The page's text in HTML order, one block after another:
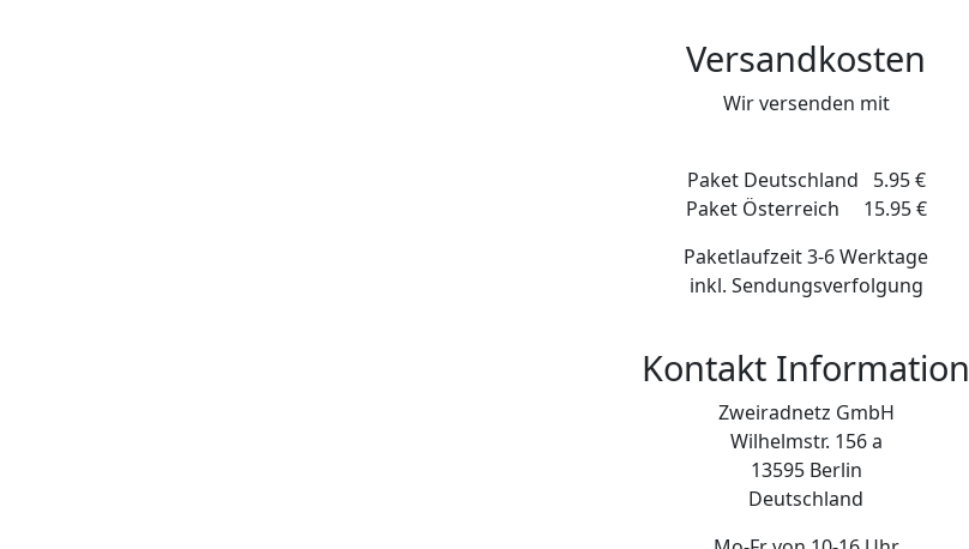
Versandkosten
Wir versenden mit
Paket Deutschland 5.95 €
Paket Österreich 15.95 €
Paketlaufzeit 3-6 Werktage
inkl. Sendungsverfolgung
Kontakt Information
Zweiradnetz GmbH
Wilhelmstr. 156 a
13595 Berlin
Deutschland